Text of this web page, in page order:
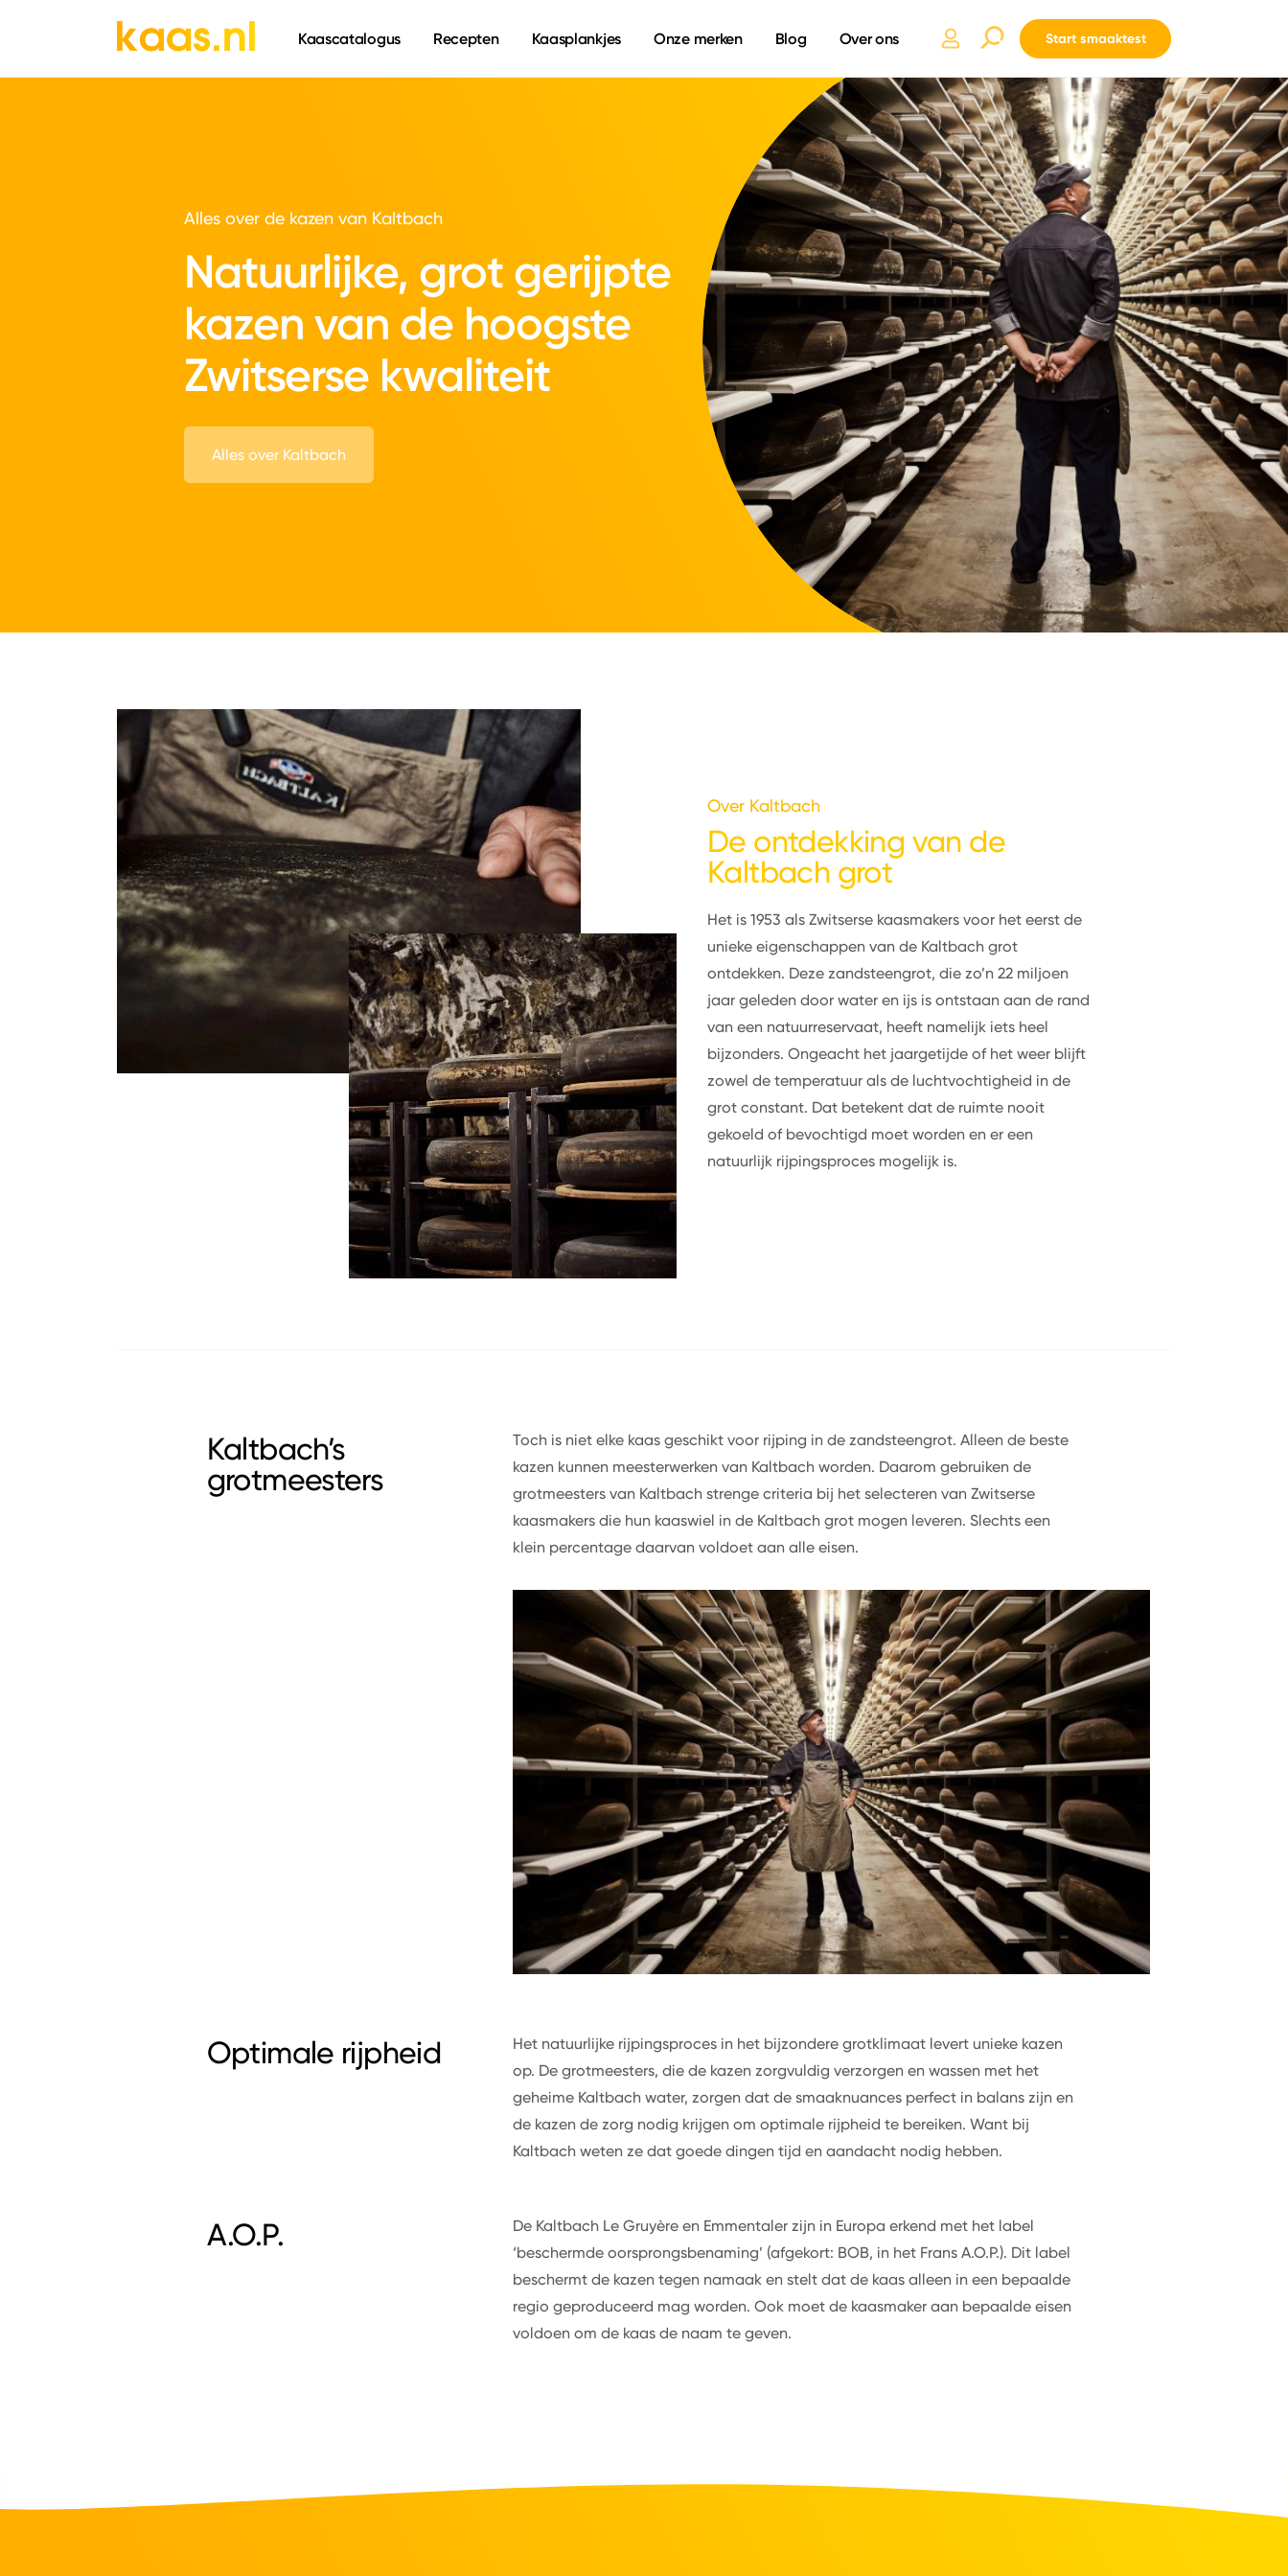
Kaascatalogus Recepten Kaasplankjes Onze merken Blog Over ons Start smaaktest
Alles over de kazen van Kaltbach
Natuurlijke, grot gerijpte
kazen van de hoogste
Zwitserse kwaliteit
Alles over Kaltbach
Over Kaltbach
De ontdekking van de
Kaltbach grot
Het is 1953 als Zwitserse kaasmakers voor het eerst de
unieke eigenschappen van de Kaltbach grot
ontdekken. Deze zandsteengrot, die zo’n 22 miljoen
jaar geleden door water en ijs is ontstaan aan de rand
van een natuurreservaat, heeft namelijk iets heel
bijzonders. Ongeacht het jaargetijde of het weer blijft
zowel de temperatuur als de luchtvochtigheid in de
grot constant. Dat betekent dat de ruimte nooit
gekoeld of bevochtigd moet worden en er een
natuurlijk rijpingsproces mogelijk is.
Kaltbach’s
grotmeesters
Toch is niet elke kaas geschikt voor rijping in de zandsteengrot. Alleen de beste
kazen kunnen meesterwerken van Kaltbach worden. Daarom gebruiken de
grotmeesters van Kaltbach strenge criteria bij het selecteren van Zwitserse
kaasmakers die hun kaaswiel in de Kaltbach grot mogen leveren. Slechts een
klein percentage daarvan voldoet aan alle eisen.
Optimale rijpheid
Het natuurlijke rijpingsproces in het bijzondere grotklimaat levert unieke kazen
op. De grotmeesters, die de kazen zorgvuldig verzorgen en wassen met het
geheime Kaltbach water, zorgen dat de smaaknuances perfect in balans zijn en
de kazen de zorg nodig krijgen om optimale rijpheid te bereiken. Want bij
Kaltbach weten ze dat goede dingen tijd en aandacht nodig hebben.
A.O.P.
De Kaltbach Le Gruyère en Emmentaler zijn in Europa erkend met het label
‘beschermde oorsprongsbenaming’ (afgekort: BOB, in het Frans A.O.P.). Dit label
beschermt de kazen tegen namaak en stelt dat de kaas alleen in een bepaalde
regio geproduceerd mag worden. Ook moet de kaasmaker aan bepaalde eisen
voldoen om de kaas de naam te geven.